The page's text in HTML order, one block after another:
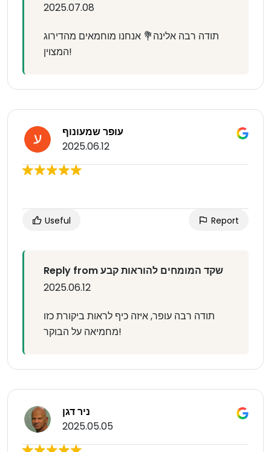
2025.07.08
תודה רבה אלינה💐 אנחנו מוחמאים מהדירוג
המצוין!
עופר שמעונוף
2025.06.12
Useful Report
Reply from שקד המומחים להוראות קבע
2025.06.12
תודה רבה עופר, איזה כיף לראות ביקורת כזו
מחמיאה על הבוקר!
ניר דגן
2025.05.05